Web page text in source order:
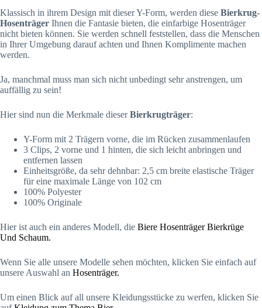
Klassisch in ihrem Design mit dieser Y-Form, werden diese Bierkrug-
Hosenträger Ihnen die Fantasie bieten, die einfarbige Hosenträger
nicht bieten können. Sie werden schnell feststellen, dass die Menschen
in Ihrer Umgebung darauf achten und Ihnen Komplimente machen
werden.
Ja, manchmal muss man sich nicht unbedingt sehr anstrengen, um
auffällig zu sein!
Hier sind nun die Merkmale dieserBierkrugträger:
Y-Form mit 2 Trägern vorne, die im Rücken zusammenlaufen
3 Clips, 2 vorne und 1 hinten, die sich leicht anbringen und
entfernen lassen
Einheitsgröße, da sehr dehnbar: 2,5 cm breite elastische Träger
für eine maximale Länge von 102 cm
100% Polyester
100% Originale
Hier ist auch ein anderes Modell, die Biere Hosenträger Bierkrüge
Und Schaum.
Wenn Sie alle unsere Modelle sehen möchten, klicken Sie einfach auf
unsere Auswahl an Hosenträger.
Um einen Blick auf all unsere Kleidungsstücke zu werfen, klicken Sie